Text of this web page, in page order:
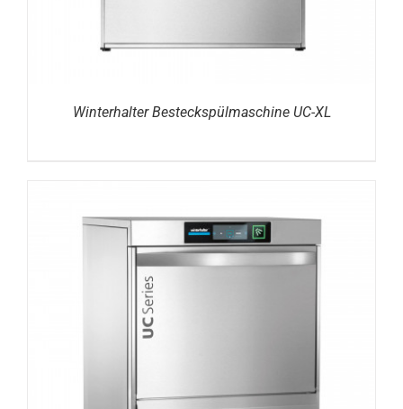
Winterhalter Besteckspülmaschine UC-XL